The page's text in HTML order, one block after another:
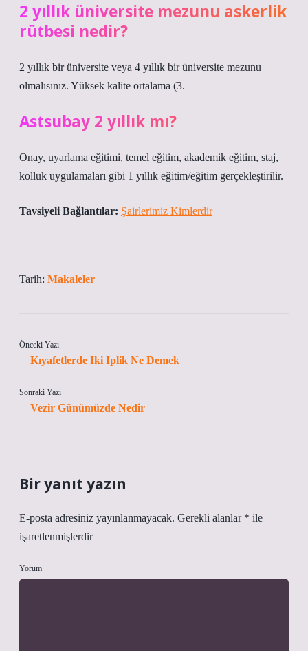
2 yıllık üniversite mezunu askerlik
rütbesi nedir?
2 yıllık bir üniversite veya 4 yıllık bir üniversite mezunu
olmalısınız. Yüksek kalite ortalama (3.
Astsubay 2 yıllık mı?
Onay, uyarlama eğitimi, temel eğitim, akademik eğitim, staj,
kolluk uygulamaları gibi 1 yıllık eğitim/eğitim gerçekleştirilir.
Tavsiyeli Bağlantılar: Şairlerimiz Kimlerdir
Tarih: Makaleler
Önceki Yazı
Kıyafetlerde Iki Iplik Ne Demek
Sonraki Yazı
Vezir Günümüzde Nedir
Bir yanıt yazın
E-posta adresiniz yayınlanmayacak. Gerekli alanlar * ile
işaretlenmişlerdir
Yorum